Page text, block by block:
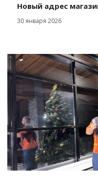
Новый адрес
30 января 2026